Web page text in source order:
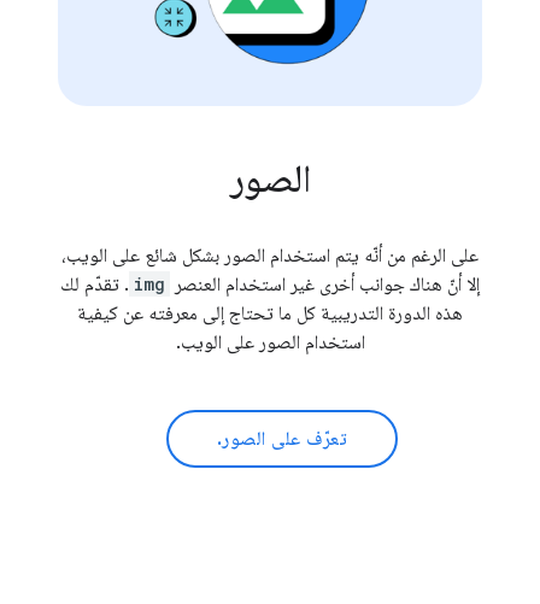
الصور
على الرغم من أنّه يتم استخدام الصور بشكل شائع على الويب،
إلا أنّ هناك جوانب أخرى غير استخدام العنصر
img . تقدّم لك
هذه الدورة التدريبية كل ما تحتاج إلى معرفته عن كيفية
استخدام الصور على الويب.
تعرّف على الصور.